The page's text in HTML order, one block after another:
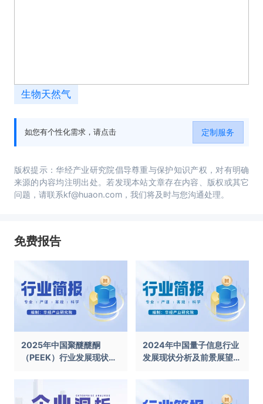
生物天然气
如您有个性化需求，请点击 定制服务
版权提示：华经产业研究院倡导尊重与保护知识产权，对有明确
来源的内容均注明出处。若发现本站文章存在内容、版权或其它
问题，请联系kf@huaon.com，我们将及时与您沟通处理。
免费报告
2025年中国聚醚醚酮
（PEEK）行业发展现状及
2024年中国量子信息行业
发展现状分析及前景展望报